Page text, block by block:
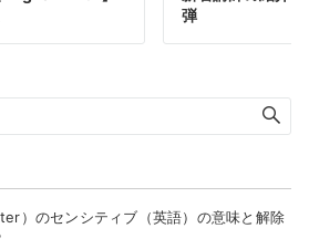
弾
）のセンシティブ（英語）の意味と解除